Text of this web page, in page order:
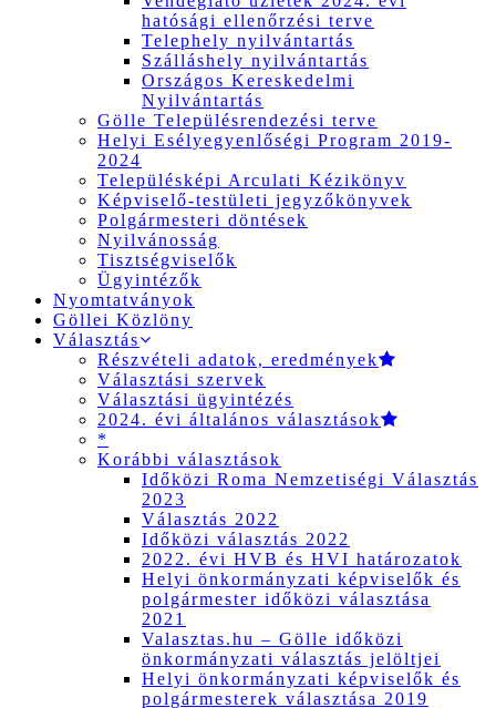
hatósági ellenőrzési terve
Telephely nyilvántartás
Szálláshely nyilvántartás
Országos Kereskedelmi
Nyilvántartás
Gölle Településrendezési terve
Helyi Esélyegyenlőségi Program 2019-
2024
Településképi Arculati Kézikönyv
Képviselő-testületi jegyzőkönyvek
Polgármesteri döntések
Nyilvánosság
Tisztségviselők
Ügyintézők
Nyomtatványok
Göllei Közlöny
Választás
Részvételi adatok, eredmények
Választási szervek
Választási ügyintézés
2024. évi általános választások
*
Korábbi választások
Időközi Roma Nemzetiségi Választás
2023
Választás 2022
Időközi választás 2022
2022. évi HVB és HVI határozatok
Helyi önkormányzati képviselők és
polgármester időközi választása
2021
Valasztas.hu – Gölle időközi
önkormányzati választás jelöltjei
Helyi önkormányzati képviselők és
polgármesterek választása 2019